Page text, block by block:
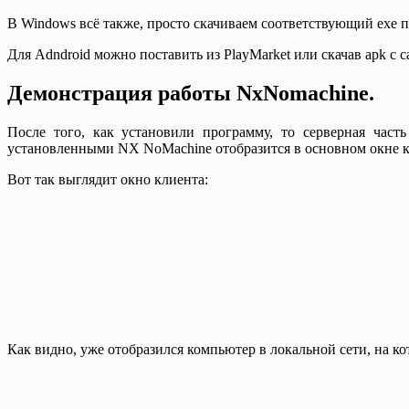
В Windows всё также, просто скачиваем соответствующий exe
Для Adndroid можно поставить из PlayMarket или скачав apk с
Демонстрация работы NxNomachine.
После того, как установили программу, то серверная
установленными NX NoMachine отобразится в основном окне
Вот так выглядит окно клиента:
Как видно, уже отобразился компьютер в локальной сети, на